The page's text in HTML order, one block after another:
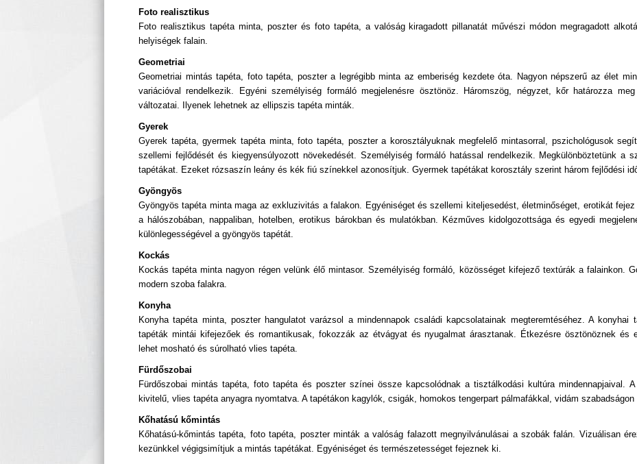
Foto realisztikus
Foto realisztikus tapéta minta, poszter és foto tapéta, a valóság kiragadott pillanatát művészi módon megragadott
helyiségek falain.
Geometriai
Geometriai mintás tapéta, foto tapéta, poszter a legrégibb minta az emberiség kezdete óta. Nagyon népszerű az élet
variációval rendelkezik. Egyéni személyiség formáló megjelenésre ösztönöz. Háromszög, négyzet, kőr határozza
változatai. Ilyenek lehetnek az ellipszis tapéta minták.
Gyerek
Gyerek tapéta, gyermek tapéta minta, foto tapéta, poszter a korosztályuknak megfelelő mintasorral, pszichológusok
szellemi fejlődését és kiegyensúlyozott növekedését. Személyiség formáló hatással rendelkezik. Megkülönböztetünk a
tapétákat. Ezeket rózsaszín leány és kék fiú színekkel azonosítjuk. Gyermek tapétákat korosztály szerint három fejlődési
Gyöngyös
Gyöngyös tapéta minta maga az exkluzivitás a falakon. Egyéniséget és szellemi kiteljesedést, életminőséget, erotikát
a hálószobában, nappaliban, hotelben, erotikus bárokban és mulatókban. Kézműves kidolgozottsága és egyedi
különlegességével a gyöngyös tapétát.
Kockás
Kockás tapéta minta nagyon régen velünk élő mintasor. Személyiség formáló, közösséget kifejező textúrák a falainkon.
modern szoba falakra.
Konyha
Konyha tapéta minta, poszter hangulatot varázsol a mindennapok családi kapcsolatainak megteremtéséhez. A
tapéták mintái kifejezőek és romantikusak, fokozzák az étvágyat és nyugalmat árasztanak. Étkezésre ösztönöznek és
lehet mosható és súrolható vlies tapéta.
Fürdőszobai
Fürdőszobai mintás tapéta, foto tapéta és poszter színei össze kapcsolódnak a tisztálkodási kultúra mindennapjaival.
kivitelű, vlies tapéta anyagra nyomtatva. A tapétákon kagylók, csigák, homokos tengerpart pálmafákkal, vidám
Kőhatású kőmintás
Kőhatású-kőmintás tapéta, foto tapéta, poszter minták a valóság falazott megnyilvánulásai a szobák falán. Vizuálisan
kezünkkel végigsimítjuk a mintás tapétákat. Egyéniséget és természetességet fejeznek ki.